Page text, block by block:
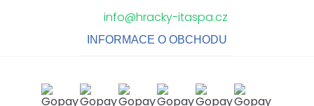
info@hracky-itaspa.cz
INFORMACE O OBCHODU